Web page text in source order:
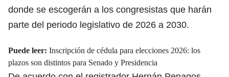
donde se escogerán a los congresistas que harán
parte del periodo legislativo de 2026 a 2030.
Puede leer: Inscripción de cédula para elecciones 2026: los
plazos son distintos para Senado y Presidencia